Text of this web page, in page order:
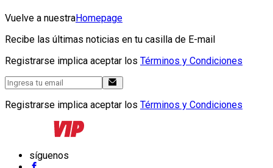
Vuelve a nuestraHomepage
Recibe las últimas noticias en tu casilla de E-mail
Registrarse implica aceptar los Términos y Condiciones
Registrarse implica aceptar los Términos y Condiciones
síguenos